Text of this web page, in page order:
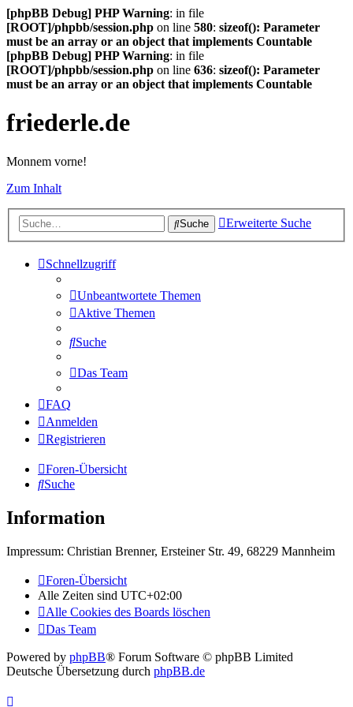
[phpBB Debug] PHP Warning: in file
[ROOT]/phpbb/session.php on line 580: sizeof(): Parameter
must be an array or an object that implements Countable
[phpBB Debug] PHP Warning: in file
[ROOT]/phpbb/session.php on line 636: sizeof(): Parameter
must be an array or an object that implements Countable
friederle.de
Monnem vorne!
Zum Inhalt
Suche Erweiterte Suche
Schnellzugriff
Unbeantwortete Themen
Aktive Themen
Suche
Das Team
FAQ
Anmelden
Registrieren
Foren-Übersicht
Suche
Information
Impressum: Christian Brenner, Ersteiner Str. 49, 68229 Mannheim
Foren-Übersicht
Alle Zeiten sind UTC+02:00
Alle Cookies des Boards löschen
Das Team
Powered by phpBB® Forum Software © phpBB Limited
Deutsche Übersetzung durch phpBB.de